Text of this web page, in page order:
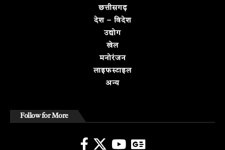
छत्तीसगढ़
देश – विदेश
उद्योग
खेल
मनोरंजन
लाइफस्टाइल
अन्य
Follow for More